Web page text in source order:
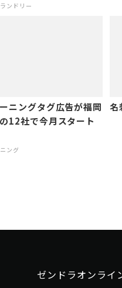
ンドリー
ニングタグ広告が福岡
12社で今月スタート
ング
名
ゼンドラオンライ